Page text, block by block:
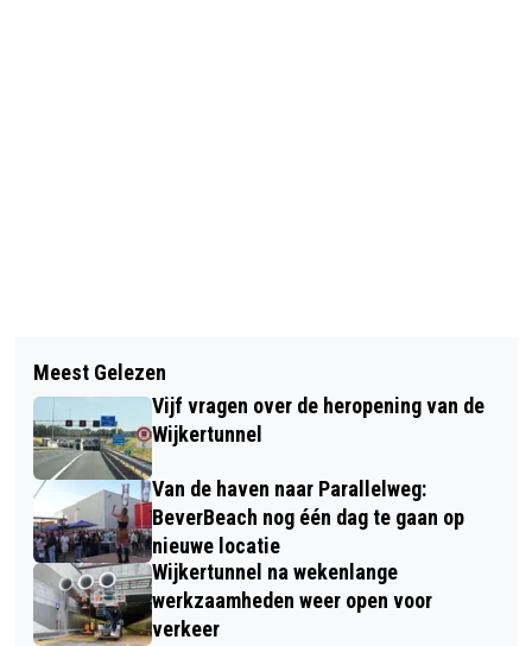
TIP 2 HERFSTVAKANTIE:
APENSTREKEN BELEVEN MET HET
HELE GEZIN, OF ZELF VOOR AAP
STAAN!
TERUGROEPACTIE RODE DRUIVEN AH
VANWEGE GEVAARLIJKE STOF
Meest Gelezen
Vijf vragen over de heropening van de
Wijkertunnel
Van de haven naar Parallelweg:
BeverBeach nog één dag te gaan op
nieuwe locatie
Wijkertunnel na wekenlange
werkzaamheden weer open voor
verkeer